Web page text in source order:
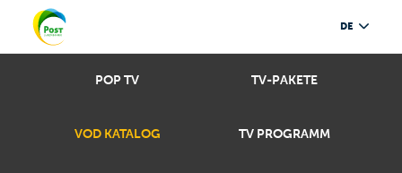
DE
POP TV TV-PAKETE
VOD KATALOG TV PROGRAMM